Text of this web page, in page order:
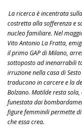
La ricerca è incentrata
costretta alla sofferenza e
nucleo familiare. Nel
Vito Antonio La Fratta,
il primo GAP di Milano,
sottoposto ad inenarrabili
irruzione nella casa di
traducono in carcere e la
Bolzano. Matilde resta
funestata dai
figure femminili permette
che essa crea.